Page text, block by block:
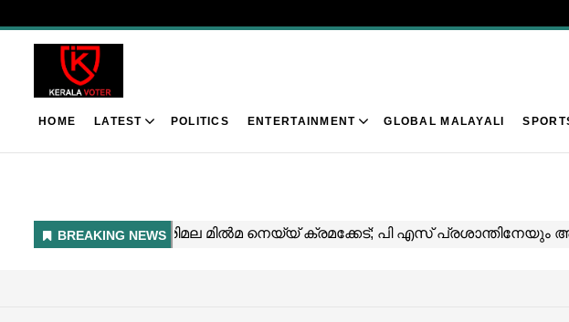
HOME LATEST POLITICS ENTERTAINMENT GLOBAL MALAYALI